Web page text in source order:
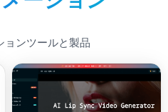
ョンツールと製品